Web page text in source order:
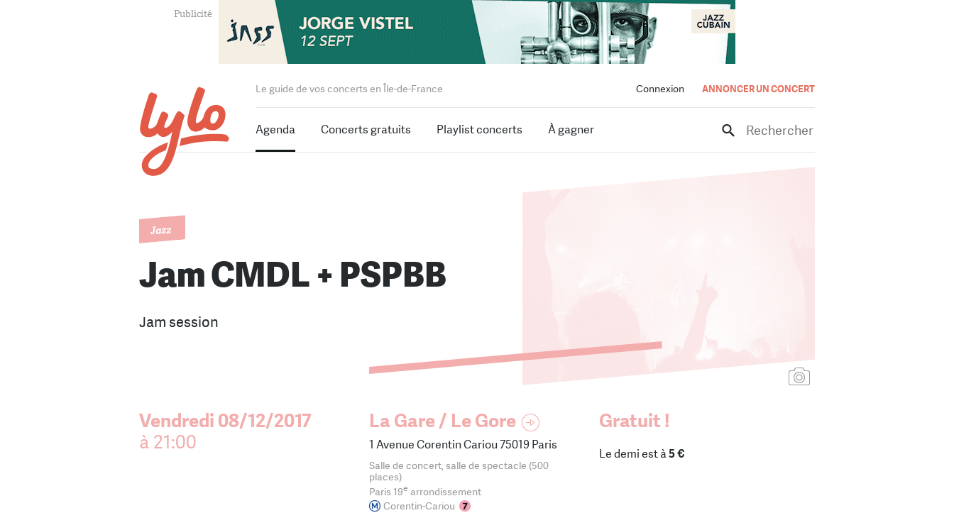
Connexion ANNONCER UN CONCERT
Le guide de vos concerts en Île-de-France
Agenda Concerts gratuits Playlist concerts À gagner Rechercher
Jazz
Jam CMDL + PSPBB
Jam session
Vendredi 08/12/2017
à 21:00
La Gare / Le Gore
1 Avenue Corentin Cariou 75019 Paris
Salle de concert, salle de spectacle (500
places)
Paris 19e arrondissement
Corentin-Cariou
Gratuit !
Le demi est à5 €